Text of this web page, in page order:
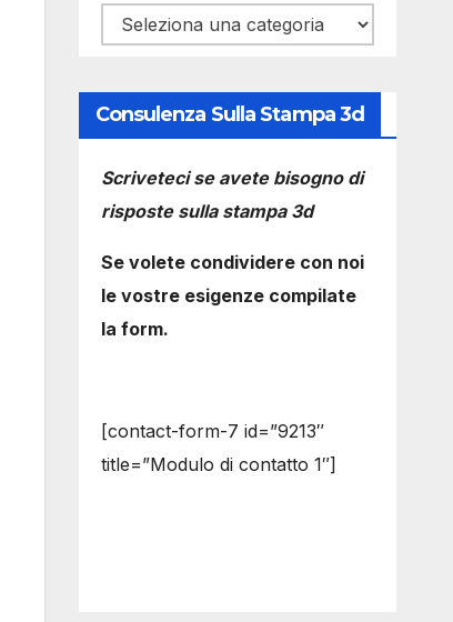
Categorie
Consulenza Sulla Stampa 3d
Scriveteci se avete bisogno di
risposte sulla stampa 3d
Se volete condividere con noi
le vostre esigenze compilate
la form.
[contact-form-7 id=”9213″
title=”Modulo di contatto 1″]